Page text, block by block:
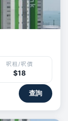
呎租/呎價
$18
查詢